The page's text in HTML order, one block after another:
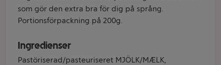
som gör den extra bra för dig på språng.
Portionsförpackning på 200g.
Ingredienser
Pastöriserad/pasteuriseret MJÖLK/MÆLK,